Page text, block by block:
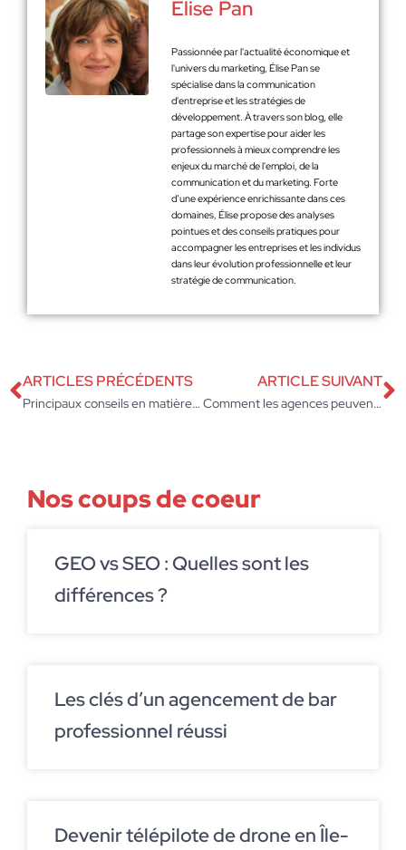
Élise Pan
Passionnée par l'actualité économique et
l'univers du marketing, Élise Pan se
spécialise dans la communication
d'entreprise et les stratégies de
développement. À travers son blog, elle
partage son expertise pour aider les
professionnels à mieux comprendre les
enjeux du marché de l'emploi, de la
communication et du marketing. Forte
d’une expérience enrichissante dans ces
domaines, Élise propose des analyses
pointues et des conseils pratiques pour
accompagner les entreprises et les individus
dans leur évolution professionnelle et leur
stratégie de communication.
ARTICLES PRÉCÉDENTS
Principaux conseils en matière de référencement qui sont souvent négligés
ARTICLE SUIVANT
Comment les agences peuvent-elles se remettre avec succès du COVID ?
Nos coups de coeur
GEO vs SEO : Quelles sont les
différences ?
Les clés d’un agencement de bar
professionnel réussi
Devenir télépilote de drone en Île-